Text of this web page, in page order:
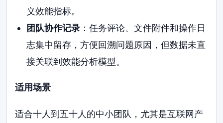
义效能指标。
团队协作记录：任务评论、文件附件和操作日
志集中留存，方便回溯问题原因，但数据未直
接关联到效能分析模型。
适用场景
适合十人到五十人的中小团队，尤其是互联网产